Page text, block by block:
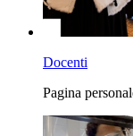
Docenti
Pagina